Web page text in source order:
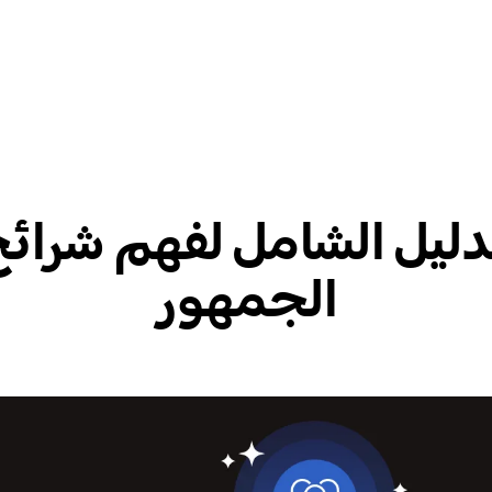
الشامل لفهم
الجمهور